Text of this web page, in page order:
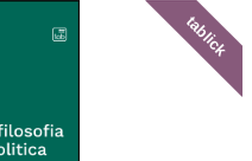
tablick